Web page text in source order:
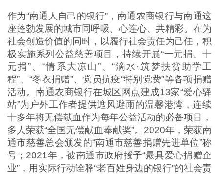
作为“南通人自己的银行”，南通农商银行与南通这
座蓬勃发展的城市同呼吸、心连心、共精彩。在为
社会创造价值的同时，以履行社会责任为己任，积
极实施系列公益慈善项目，持续开展“一元捐、十
元捐”、“情系大凉山”、“滴水·筑梦扶贫助学工
程”、“冬衣捐赠”、党员抗疫“特别党费”等各项捐赠
活动。南通农商银行在城区网点建成13家“爱心驿
站”为户外工作者提供遮风避雨的温馨港湾，连续
十多年将无偿献血作为每年公益活动的必备项目，
多人荣获“全国无偿献血奉献奖”。2020年，荣获南
通市慈善总会颁发的“南通市慈善捐赠先进单位”称
号；2021年，被南通市政府授予“最具爱心捐赠企
业”，用实际行动诠释“老百姓身边的银行”的社会责